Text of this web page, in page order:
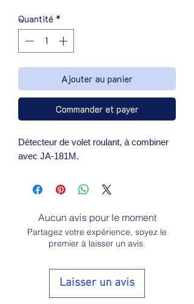
Quantité *
Ajouter au panier
Commander et payer
Détecteur de volet roulant, à combiner
avec JA-181M.
Aucun avis pour le moment
Partagez votre expérience, soyez le
premier à laisser un avis.
Laisser un avis